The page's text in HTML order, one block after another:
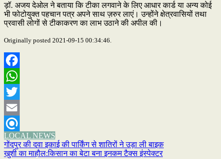
ड़ॉ. अजय देओल ने बताया कि टीका लगवाने के लिए आधार कार्ड या अन्य कोई
भी फोटोयुक्त पहचान पत्र अपने साथ ज़रुर लाएं। उन्होंने क्षेत्रवासियों तथा
प्रवासी लोगों से टीकाकरण का लाभ उठाने की अपील की।
Originally posted 2021-09-15 00:34:46.
Facebook
WhatsApp
Twitter
Email
Refind
LOCAL NEWS
Post
गोंदपुर की दवा इकाई की पार्किंग से शातिरों ने उड़ा ली बाइक
खुशी का माहौल:किसान का बेटा बना इनकम टैक्स इंस्पेक्टर